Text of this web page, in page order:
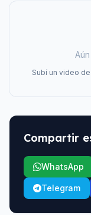
Subí un video
Compartir
WhatsApp
Telegram